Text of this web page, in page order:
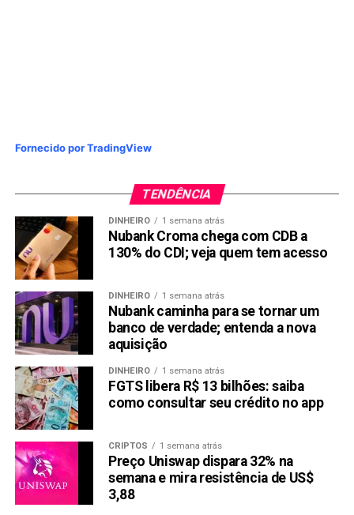
Fornecido por TradingView
TENDÊNCIA
DINHEIRO 1 semana atrás
Nubank Croma chega com CDB a
130% do CDI; veja quem tem acesso
DINHEIRO 1 semana atrás
Nubank caminha para se tornar um
banco de verdade; entenda a nova
aquisição
DINHEIRO 1 semana atrás
FGTS libera R$ 13 bilhões: saiba
como consultar seu crédito no app
CRIPTOS 1 semana atrás
Preço Uniswap dispara 32% na
semana e mira resistência de US$
3,88